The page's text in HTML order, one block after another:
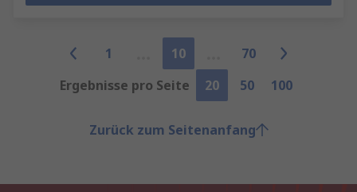
1 10
70
Ergebnisse pro Seite
20 50 100
Zurück zum Seitenanfang